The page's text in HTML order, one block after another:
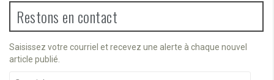
Restons en contact
Saisissez votre courriel et recevez une alerte à chaque nouvel
article publié.